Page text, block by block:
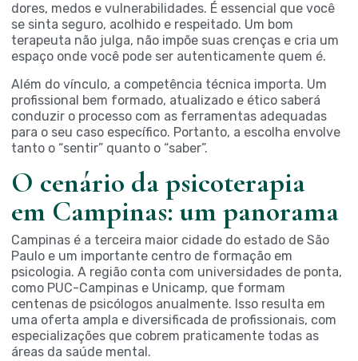
dores, medos e vulnerabilidades. É essencial que você
se sinta seguro, acolhido e respeitado. Um bom
terapeuta não julga, não impõe suas crenças e cria um
espaço onde você pode ser autenticamente quem é.
Além do vínculo, a competência técnica importa. Um
profissional bem formado, atualizado e ético saberá
conduzir o processo com as ferramentas adequadas
para o seu caso específico. Portanto, a escolha envolve
tanto o “sentir” quanto o “saber”.
O cenário da psicoterapia
em Campinas: um panorama
Campinas é a terceira maior cidade do estado de São
Paulo e um importante centro de formação em
psicologia. A região conta com universidades de ponta,
como PUC-Campinas e Unicamp, que formam
centenas de psicólogos anualmente. Isso resulta em
uma oferta ampla e diversificada de profissionais, com
especializações que cobrem praticamente todas as
áreas da saúde mental.